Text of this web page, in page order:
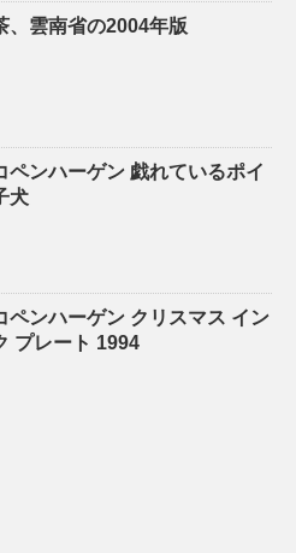
、雲南省の2004年版
ペンハーゲン 戯れているポイ
犬
ペンハーゲン クリスマス イン
プレート 1994